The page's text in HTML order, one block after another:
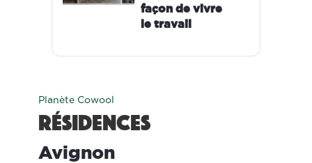
façon de vivre
le travail
Planète Cowool
Résidences
Avignon